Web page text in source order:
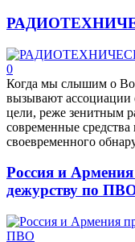
0
Когда мы слышим о
вызывают ассоциации
цели, реже зенитным
современные
своевременного
Россия и
дежурству по